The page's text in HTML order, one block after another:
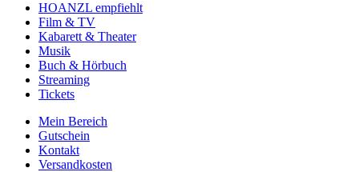
HOANZL empfiehlt
Film & TV
Kabarett & Theater
Musik
Buch & Hörbuch
Streaming
Tickets
Mein Bereich
Gutschein
Kontakt
Versandkosten